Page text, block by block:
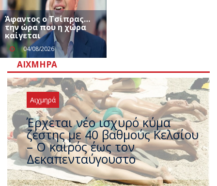
Άφαντος ο Τσίπρας…
την ώρα που η χώρα
καίγεται
04/08/2026
ΑΙΧΜΗΡΆ
Αιχμηρά
Άφαντος ο Τσίπρας… την ώρα
που η χώρα καίγεται